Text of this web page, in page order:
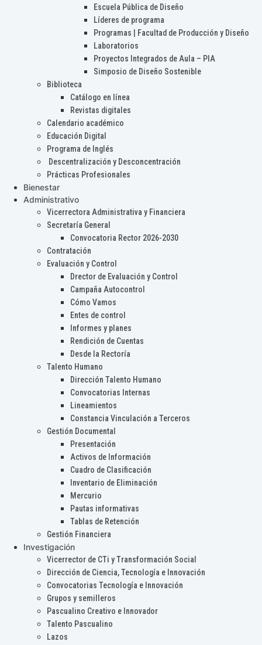
Escuela Pública de Diseño
Líderes de programa
Programas | Facultad de Producción y Diseño
Laboratorios
Proyectos Integrados de Aula – PIA
Simposio de Diseño Sostenible
Biblioteca
Catálogo en línea
Revistas digitales
Calendario académico
Educación Digital
Programa de Inglés
Descentralización y Desconcentración
Prácticas Profesionales
Bienestar
Administrativo
Vicerrectora Administrativa y Financiera
Secretaría General
Convocatoria Rector 2026-2030
Contratación
Evaluación y Control
Drector de Evaluación y Control
Campaña Autocontrol
Cómo Vamos
Entes de control
Informes y planes
Rendición de Cuentas
Desde la Rectoría
Talento Humano
Dirección Talento Humano
Convocatorias Internas
Lineamientos
Constancia Vinculación a Terceros
Gestión Documental
Presentación
Activos de Información
Cuadro de Clasificación
Inventario de Eliminación
Mercurio
Pautas informativas
Tablas de Retención
Gestión Financiera
Investigación
Vicerrector de CTi y Transformación Social
Dirección de Ciencia, Tecnología e Innovación
Convocatorias Tecnología e Innovación
Grupos y semilleros
Pascualino Creativo e Innovador
Talento Pascualino
Lazos